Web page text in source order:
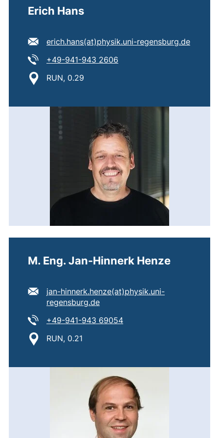
Erich Hans
E-Mail Adresse:
erich.hans​(at)​physik.uni-regensburg.de(öffnet
Tel:
+49-941-943 2606
Standort:
RUN, 0.29
M. Eng. Jan-Hinnerk Henze
E-Mail Adresse:
jan-hinnerk.henze​(at)​physik.uni-
regensburg.de(öffnet Ihr E-Mail-Programm)
Tel:
+49-941-943 69054(startet einen
Standort:
RUN, 0.21